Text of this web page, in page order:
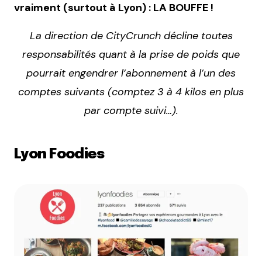
vraiment (surtout à Lyon) : LA BOUFFE !
La direction de CityCrunch décline toutes
responsabilités quant à la prise de poids que
pourrait engendrer l’abonnement à l’un des
comptes suivants (comptez 3 à 4 kilos en plus
par compte suivi…).
Lyon Foodies